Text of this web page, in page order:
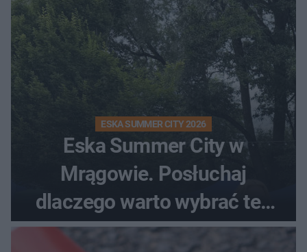
ESKA SUMMER CITY 2026
Eska Summer City w
Mrągowie. Posłuchaj
dlaczego warto wybrać ten
kierunek na urlop!